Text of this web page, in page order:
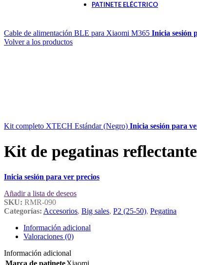
PATINETE ELÉCTRICO
Cable de alimentación BLE para Xiaomi M365 Inicia sesión
Volver a los productos
Kit completo XTECH Estándar (Negro) Inicia sesión para
Kit de pegatinas
Inicia sesión para ver precios
Añadir a lista de deseos
SKU: RMR-090
Categorías: Accesorios, Big sales, P2 (25-50), Pegatina
Información adicional
Valoraciones (0)
Información adicional
Marca de patineteXiaomi